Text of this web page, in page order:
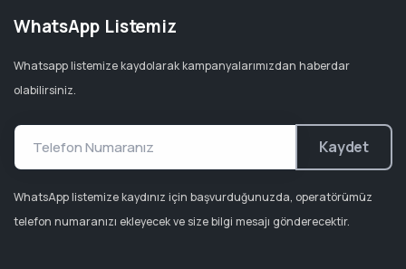
WhatsApp Listemiz
Whatsapp listemize kaydolarak kampanyalarımızdan haberdar
olabilirsiniz.
Kaydet
WhatsApp listemize kaydınız için başvurduğunuzda, operatörümüz
telefon numaranızı ekleyecek ve size bilgi mesajı gönderecektir.